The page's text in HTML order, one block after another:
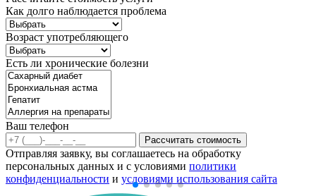
Как долго наблюдается проблема
Возраст употребляющего
Есть ли хронические болезни
Ваш телефон
Рассчитать стоимость
Отправляя заявку, вы соглашаетесь на обработку
персональных данных и с условиями политики
конфиденциальности и условиями использования сайта